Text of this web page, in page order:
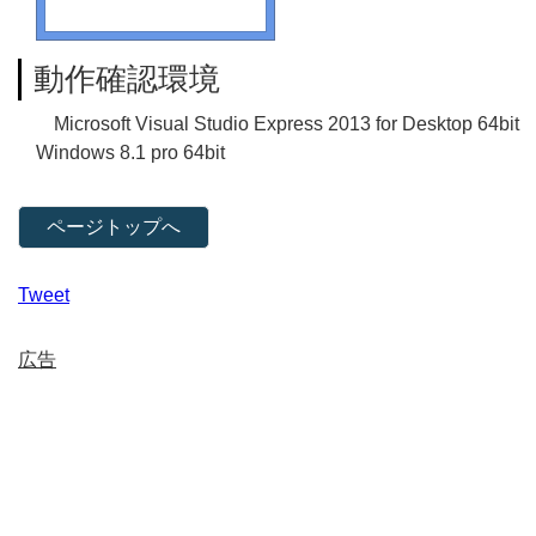
動作確認環境
Microsoft Visual Studio Express 2013 for Desktop 64bit
Windows 8.1 pro 64bit
ページトップへ
Tweet